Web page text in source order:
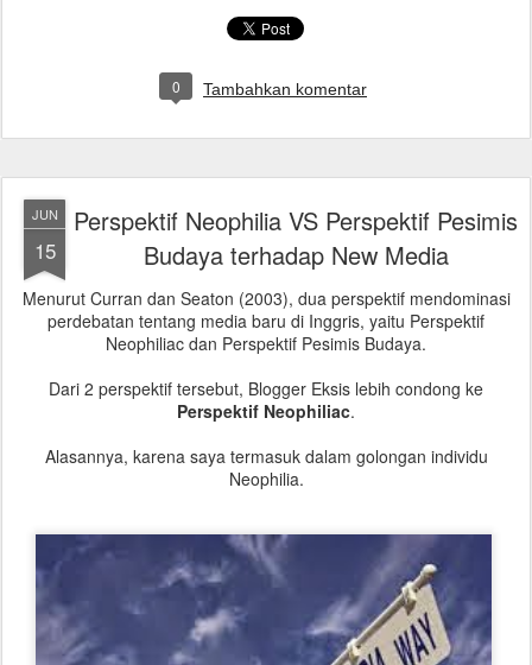
0 Tambahkan komentar
JUN
15
Perspektif Neophilia VS Perspektif Pesimis
Budaya terhadap New Media
Menurut Curran dan Seaton (2003), dua perspektif mendominasi
perdebatan tentang media baru di Inggris, yaitu Perspektif
Neophiliac dan Perspektif Pesimis Budaya.
Dari 2 perspektif tersebut, Blogger Eksis lebih condong ke
Perspektif Neophiliac.
Alasannya, karena saya termasuk dalam golongan individu
Neophilia.